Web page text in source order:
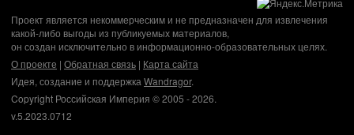
Проект является некоммерческим и не предназначен для извлечения
какой-либо выгоды из публикуемых материалов,
он создан исключительно в информационно-образовательных целях.
О проекте | Обратная связь | Карта сайта
Идея, создание и поддержка Wandragor.
Copyright Российская Империя © 2005 - 2026.
v.5.2023.0712